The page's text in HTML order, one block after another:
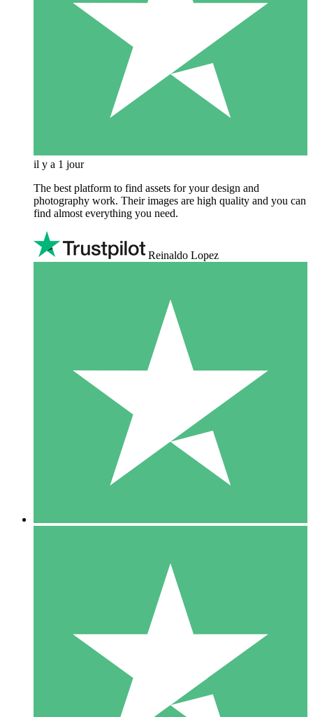
il y a 1 jour
The best platform to find assets for your design and
photography work. Their images are high quality and you can
find almost everything you need.
Reinaldo Lopez